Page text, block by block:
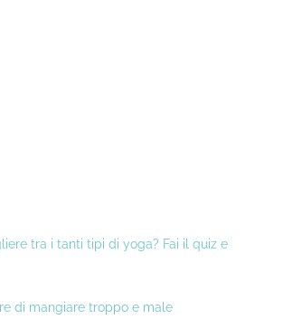
tra i tanti tipi di yoga? Fai il quiz e
di mangiare troppo e male